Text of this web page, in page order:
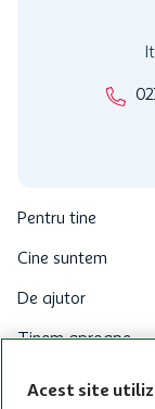
Pentru tine
Cine suntem
De ajutor
Tinem aproape
Categorii principale
Acest site